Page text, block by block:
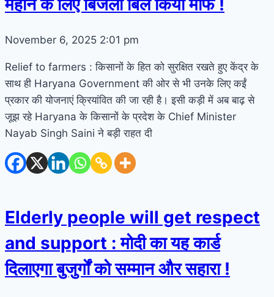
महीने के लिए बिजली बिल किया माफ !
November 6, 2025 2:01 pm
Relief to farmers : किसानों के हित को सुरक्षित रखते हुए केंद्र के
साथ ही Haryana Government की ओर से भी उनके लिए कईं
प्रकार की योजनाएं क्रियांवित की जा रही है। इसी कड़ी में अब बाढ़ से
जूझ रहे Haryana के किसानों के प्रदेश के Chief Minister
Nayab Singh Saini ने बड़ी राहत दी
Elderly people will get respect
and support : मोदी का यह कार्ड
दिलाएगा बुजुर्गों को सम्मान और सहारा !